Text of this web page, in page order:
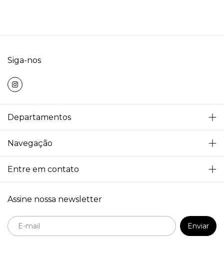
Siga-nos
Departamentos
Navegação
Entre em contato
Assine nossa newsletter